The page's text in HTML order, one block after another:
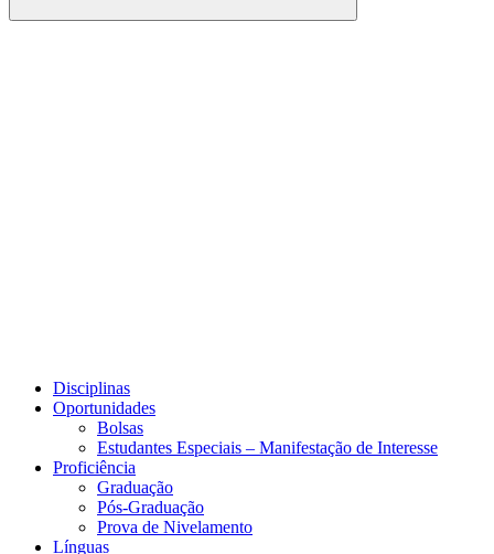
Buscar
Disciplinas
Oportunidades
Bolsas
Estudantes Especiais – Manifestação de Interesse
Proficiência
Graduação
Pós-Graduação
Prova de Nivelamento
Línguas